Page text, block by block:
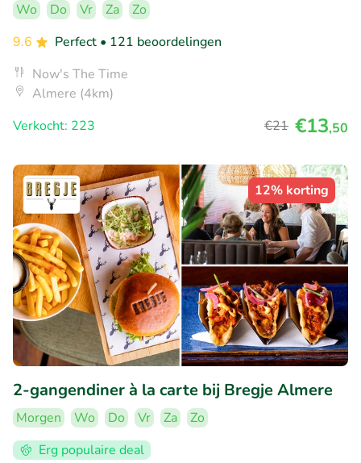
Wo Do Vr Za
Zo
9.6
Perfect • 121 beoordelingen
Now's The Time
Almere (4km)
Verkocht: 223
€21 €13,50
12% korting
2-gangendiner à la carte bij Bregje Almere
Morgen Wo Do Vr Za
Zo
Erg populaire deal